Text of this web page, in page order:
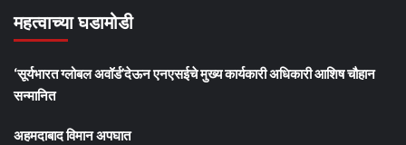
महत्वाच्या घडामोडी
‘सूर्यभारत ग्लोबल अवॉर्ड’देऊन एनएसईचे मुख्य कार्यकारी अधिकारी आशिष चौहान
सन्मानित
अहमदाबाद विमान अपघात